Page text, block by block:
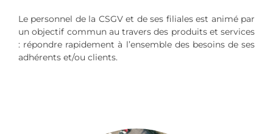
Le personnel de la CSGV et de ses filiales est animé par
un objectif commun au travers des produits et services
: répondre rapidement à l’ensemble des besoins de ses
adhérents et/ou clients.